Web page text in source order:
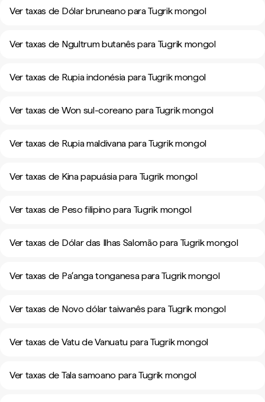
Ver taxas de Dólar bruneano para Tugrik mongol
Ver taxas de Ngultrum butanês para Tugrik mongol
Ver taxas de Rupia indonésia para Tugrik mongol
Ver taxas de Won sul-coreano para Tugrik mongol
Ver taxas de Rupia maldivana para Tugrik mongol
Ver taxas de Kina papuásia para Tugrik mongol
Ver taxas de Peso filipino para Tugrik mongol
Ver taxas de Dólar das Ilhas Salomão para Tugrik mongol
Ver taxas de Paʻanga tonganesa para Tugrik mongol
Ver taxas de Novo dólar taiwanês para Tugrik mongol
Ver taxas de Vatu de Vanuatu para Tugrik mongol
Ver taxas de Tala samoano para Tugrik mongol